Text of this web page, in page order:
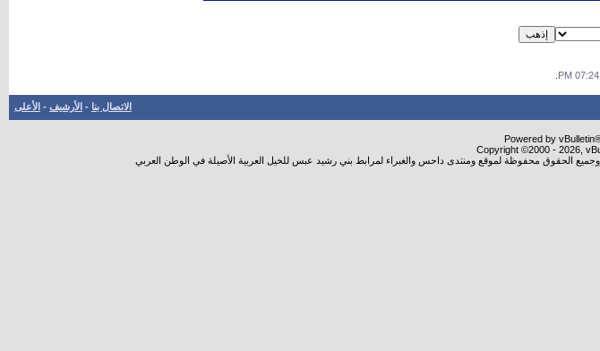
07:24 PM
الاتصال بنا - الأرشيف - الأعلى
Powered by
Copyright ©2000 - 2026,
الحقوق محفوظة لموقع ومنتدى داحس والغبراء لمرابط بني رشيد عبس للخيل العربية الأصيلة في الوطن العربي